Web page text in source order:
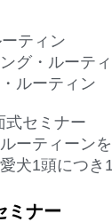
ティン
グ・ルーテ
ルーティン
式セミナー
ーティーン
犬1頭につき
ミナー